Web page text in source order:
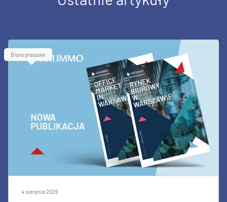
Biuro prasowe
4 sierpnia 2026